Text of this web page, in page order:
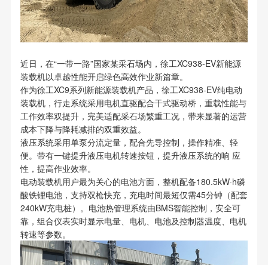
近日，在“一带一路”国家某采石场内，徐工XC938-EV新能源
装载机以卓越性能开启绿色高效作业新篇章。
作为徐工XC9系列新能源装载机产品，徐工XC938-EV纯电动
装载机，行走系统采用电机直驱配合干式驱动桥，重载性能与
工作效率双提升，完美适配采石场繁重工况，带来显著的运营
成本下降与降耗减排的双重效益。
液压系统采用单泵分流定量，配合先导控制，操作精准、轻
便。带有一键提升液压电机转速按钮，提升液压系统的响 应
性，提高作业效率。
电动装载机用户最为关心的电池方面，整机配备180.5kW·h磷
酸铁锂电池，支持双枪快充，充电时间最短仅需45分钟（配套
240kW充电桩）。电池热管理系统由BMS智能控制，安全可
靠，组合仪表实时显示电量、电机、电池及控制器温度、电机
转速等参数。